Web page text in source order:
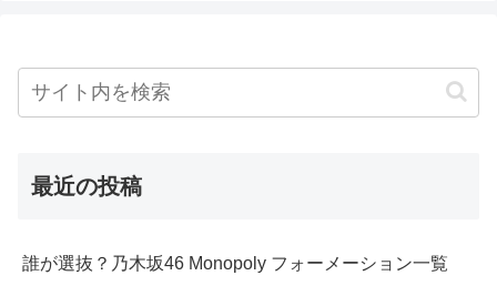
最近の投稿
誰が選抜？乃木坂46 Monopoly フォーメーション一覧